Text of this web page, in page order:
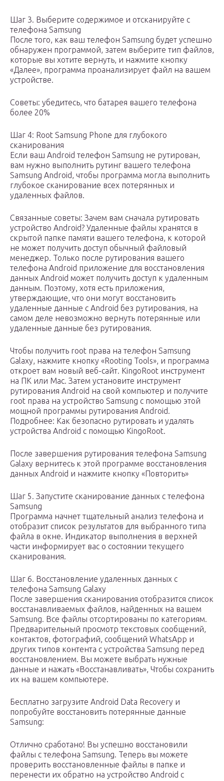
Шаг 3. Выберите содержимое и отсканируйте с
телефона Samsung
После того, как ваш телефон Samsung будет успешно
обнаружен программой, затем выберите тип файлов,
которые вы хотите вернуть, и нажмите кнопку
«Далее», программа проанализирует файл на вашем
устройстве.
Советы: убедитесь, что батарея вашего телефона
более 20%
Шаг 4: Root Samsung Phone для глубокого
сканирования
Если ваш Android телефон Samsung не рутирован,
вам нужно выполнить рутинг вашего телефона
Samsung Android, чтобы программа могла выполнить
глубокое сканирование всех потерянных и
удаленных файлов.
Связанные советы: Зачем вам сначала рутировать
устройство Android? Удаленные файлы хранятся в
скрытой папке памяти вашего телефона, к которой
не может получить доступ обычный файловый
менеджер. Только после рутирования вашего
телефона Android приложение для восстановления
данных Android может получить доступ к удаленным
данным. Поэтому, хотя есть приложения,
утверждающие, что они могут восстановить
удаленные данные с Android без рутирования, на
самом деле невозможно вернуть потерянные или
удаленные данные без рутирования.
Чтобы получить root права на телефон Samsung
Galaxy, нажмите кнопку «Rooting Tools», и программа
откроет вам новый веб-сайт. KingoRoot инструмент
на ПК или Mac. Затем установите инструмент
рутирования Android на свой компьютер и получите
root права на устройство Samsung с помощью этой
мощной программы рутирования Android.
Подробнее: Как безопасно рутировать и удалять
устройства Android с помощью KingoRoot.
После завершения рутирования телефона Samsung
Galaxy вернитесь к этой программе восстановления
данных Android и нажмите кнопку «Повторить»
Шаг 5. Запустите сканирование данных с телефона
Samsung
Программа начнет тщательный анализ телефона и
отобразит список результатов для выбранного типа
файла в окне. Индикатор выполнения в верхней
части информирует вас о состоянии текущего
сканирования.
Шаг 6. Восстановление удаленных данных с
телефона Samsung Galaxy
После завершения сканирования отобразится список
восстанавливаемых файлов, найденных на вашем
Samsung. Все файлы отсортированы по категориям.
Предварительный просмотр текстовых сообщений,
контактов, фотографий, сообщений WhatsApp и
других типов контента с устройства Samsung перед
восстановлением. Вы можете выбрать нужные
данные и нажать «Восстанавливать», Чтобы сохранить
их на вашем компьютере.
Бесплатно загрузите Android Data Recovery и
попробуйте восстановить потерянные данные
Samsung:
Отлично сработано! Вы успешно восстановили
файлы с телефона Samsung. Теперь вы можете
проверить восстановленные файлы в папке и
перенести их обратно на устройство Android с